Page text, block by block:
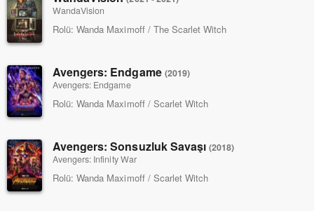
WandaVision
Rolü: Wanda Maximoff / The Scarlet Witch
Avengers: Endgame (2019)
Avengers: Endgame
Rolü: Wanda Maximoff / Scarlet Witch
Avengers: Sonsuzluk Savaşı(2018)
Avengers: Infinity War
Rolü: Wanda Maximoff / Scarlet Witch